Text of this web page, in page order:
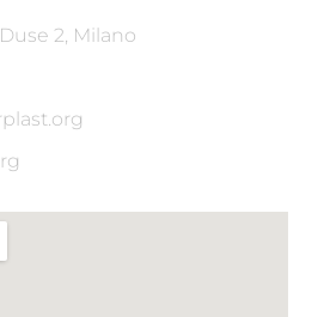
2, Milano